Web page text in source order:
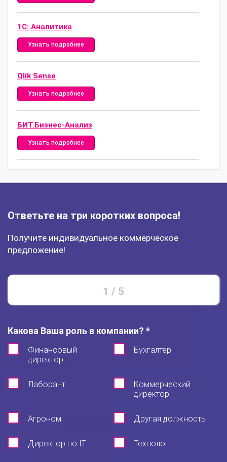
1С: Аналитика
Узнать подробнее
Qlik Sense
Узнать подробнее
БИТ.Бизнес-Анализ
Узнать подробнее
Ответьте на три коротких вопроса!
Получите индивидуальное коммерческое
предложение!
Какова Ваша роль в компании? *
Финансовый
директор
Бухгалтер
Лаборант
Коммерческий
директор
Агроном Другая должность
Директор по IT Технолог
1 / 5